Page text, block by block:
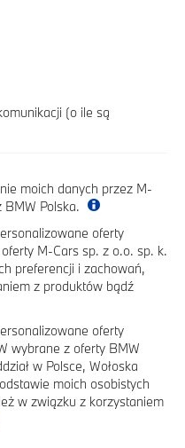
(o ile są
moich danych przez M-
Polska.
oferty
M-Cars sp. z o.o. sp. k.
preferencji i zachowań,
z produktów bądź
oferty
wybrane z oferty BMW
w Polsce, Wołoska
moich osobistych
w związku z korzystaniem